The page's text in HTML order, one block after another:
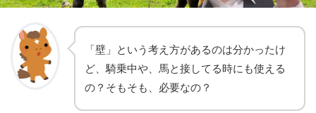
「壁」という考え方があるのは分かったけ
ど、騎乗中や、馬と接してる時にも使える
の？そもそも、必要なの？